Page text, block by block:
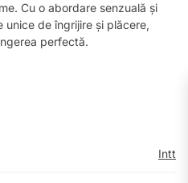
Cu o abordare senzuală și
de îngrijire și plăcere,
perfectă.
Intt